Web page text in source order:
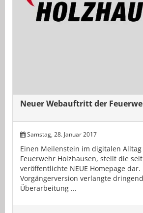
Neuer Webauftritt der
Samstag, 28. Januar 2017
Einen Meilenstein im digitalen
Feuerwehr Holzhausen, stellt die
veröffentlichte NEUE Homepage dar.
Vorgängerversion verlangte
Überarbeitung ...